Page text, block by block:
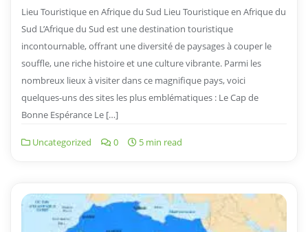
Lieu Touristique en Afrique du Sud Lieu Touristique en Afrique du
Sud L’Afrique du Sud est une destination touristique
incontournable, offrant une diversité de paysages à couper le
souffle, une riche histoire et une culture vibrante. Parmi les
nombreux lieux à visiter dans ce magnifique pays, voici
quelques-uns des sites les plus emblématiques : Le Cap de
Bonne Espérance Le […]
Uncategorized 0 5 min read